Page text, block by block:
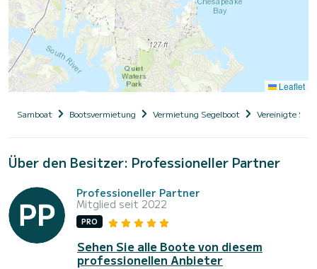
Leaflet
Samboat Bootsvermietung Vermietung Segelboot Vereinigte
Über den Besitzer: Professioneller Partner
Professioneller Partner
Mitglied seit 2022
PRO
Sehen Sie alle Boote von diesem
professionellen Anbieter